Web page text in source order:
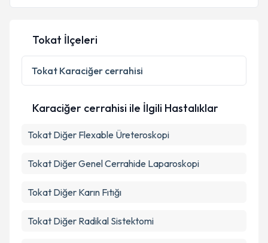
Tokat İlçeleri
Tokat Karaciğer cerrahisi
Karaciğer cerrahisi ile İlgili Hastalıklar
Tokat Diğer Flexable Üreteroskopi
Tokat Diğer Genel Cerrahide Laparoskopi
Tokat Diğer Karın Fıtığı
Tokat Diğer Radikal Sistektomi